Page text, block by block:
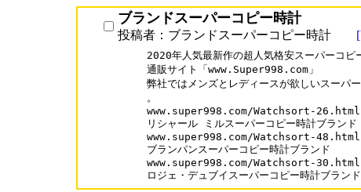
ブランドスーパーコピー時計
投稿者：ブランドスーパーコピー時計
2020年人気最新作の超人気格安スーパーコ
通販サイト「www.Super998.com」
弊社ではメンズとレディースが欲しいスーパ
。
www.super998.com/Watchsort-26.html
リシャール ミルスーパーコピー時計ブランド
www.super998.com/Watchsort-48.html
ブランパンスーパーコピー時計ブランド
www.super998.com/Watchsort-30.html
ロジェ・デュブイスーパーコピー時計ブランド